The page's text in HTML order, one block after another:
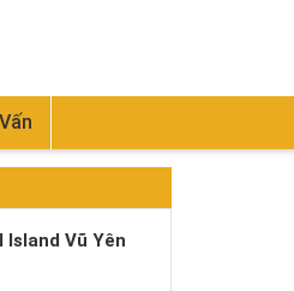
Island Vũ Yên